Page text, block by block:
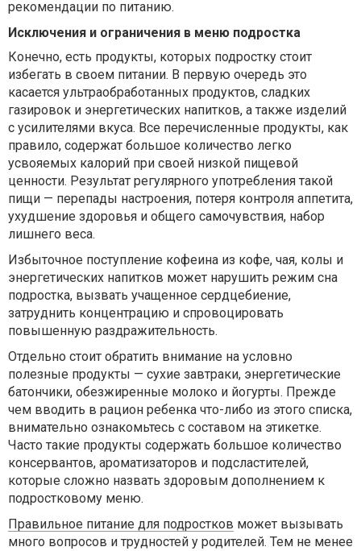
рекомендации по питанию.
Исключения и ограничения в меню подростка
Конечно, есть продукты, которых подростку стоит
избегать в своем питании. В первую очередь это
касается ультраобработанных продуктов, сладких
газировок и энергетических напитков, а также изделий
с усилителями вкуса. Все перечисленные продукты, как
правило, содержат большое количество легко
усвояемых калорий при своей низкой пищевой
ценности. Результат регулярного употребления такой
пищи — перепады настроения, потеря контроля аппетита,
ухудшение здоровья и общего самочувствия, набор
лишнего веса.
Избыточное поступление кофеина из кофе, чая, колы и
энергетических напитков может нарушить режим сна
подростка, вызвать учащенное сердцебиение,
затруднить концентрацию и спровоцировать
повышенную раздражительность.
Отдельно стоит обратить внимание на условно
полезные продукты — сухие завтраки, энергетические
батончики, обезжиренные молоко и йогурты. Прежде
чем вводить в рацион ребенка что-либо из этого списка,
внимательно ознакомьтесь с составом на этикетке.
Часто такие продукты содержать большое количество
консервантов, ароматизаторов и подсластителей,
которые сложно назвать здоровым дополнением к
подростковому меню.
Правильное питание для подростков может вызывать
много вопросов и трудностей у родителей. Тем не менее